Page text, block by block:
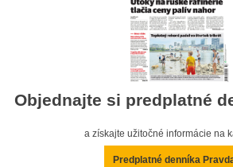
Objednajte si predplatné
a získajte užitočné informácie na
Predplatné denníka